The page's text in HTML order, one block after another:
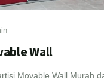
Wall
Movable Wall Murah